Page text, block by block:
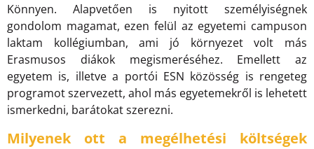
Könnyen. Alapvetően is nyitott személyiségnek
gondolom magamat, ezen felül az egyetemi campuson
laktam kollégiumban, ami jó környezet volt más
Erasmusos diákok megismeréséhez. Emellett az
egyetem is, illetve a portói ESN közösség is rengeteg
programot szervezett, ahol más egyetemekről is lehetett
ismerkedni, barátokat szerezni.
Milyenek ott a megélhetési költségek